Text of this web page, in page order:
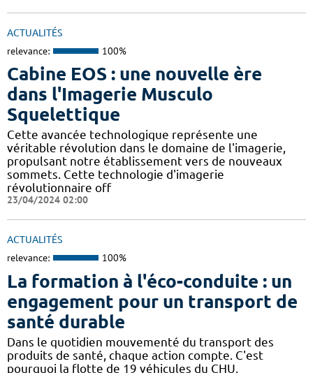
ACTUALITÉS
relevance: 100%
Cabine EOS : une nouvelle ère
dans l'Imagerie Musculo
Squelettique
Cette avancée technologique représente une
véritable révolution dans le domaine de l'imagerie,
propulsant notre établissement vers de nouveaux
sommets. Cette technologie d'imagerie
révolutionnaire off
23/04/2024 02:00
ACTUALITÉS
relevance: 100%
La formation à l'éco-conduite : un
engagement pour un transport de
santé durable
Dans le quotidien mouvementé du transport des
produits de santé, chaque action compte. C'est
pourquoi la flotte de 19 véhicules du CHU,